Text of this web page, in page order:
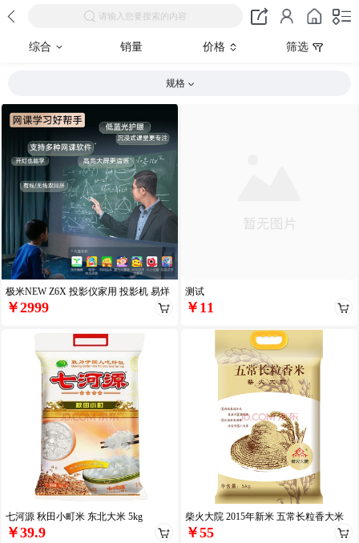
请输入您要搜索的内容
综合 销量 价格 筛选
规格
极米NEW Z6X 投影仪家用 投影机 易烊
千玺同款（全自动
￥2999
七河源 秋田小町米 东北大米 5kg
￥39.9
测试
￥11
柴火大院 2015年新米 五常长粒香大米
东北大米 5kg
￥55